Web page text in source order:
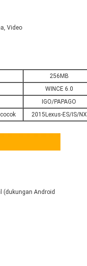
Video
256MB
WINCE 6.0
IGO/PAPAGO
2015Lexus-ES/IS/NX
(dukungan Android